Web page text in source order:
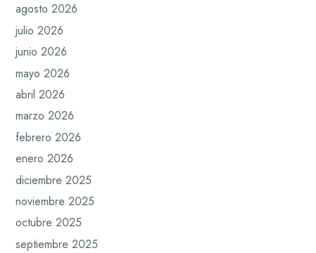
agosto 2026
julio 2026
junio 2026
mayo 2026
abril 2026
marzo 2026
febrero 2026
enero 2026
diciembre 2025
noviembre 2025
octubre 2025
septiembre 2025